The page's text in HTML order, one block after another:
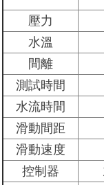
壓力
水溫
間離
測試時間
水流時間
滑動間距
滑動速度
控制器